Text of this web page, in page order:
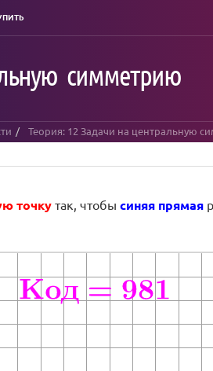
симметрию
Теория: 12 Задачи на центральную
точкутак, чтобы синяя прямая